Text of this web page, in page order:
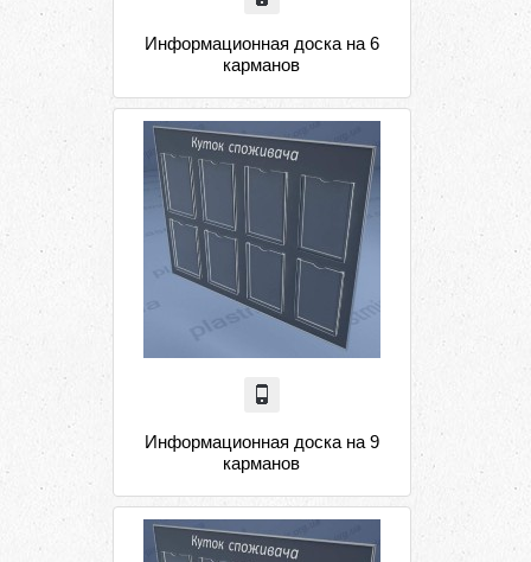
Информационная доска на 6
карманов
Информационная доска на 9
карманов